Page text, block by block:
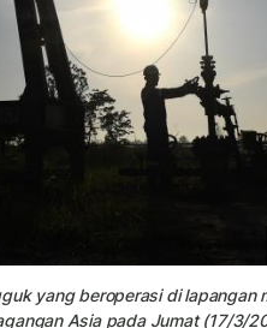
yang beroperasi di lapangan
Asia pada Jumat (17/3/